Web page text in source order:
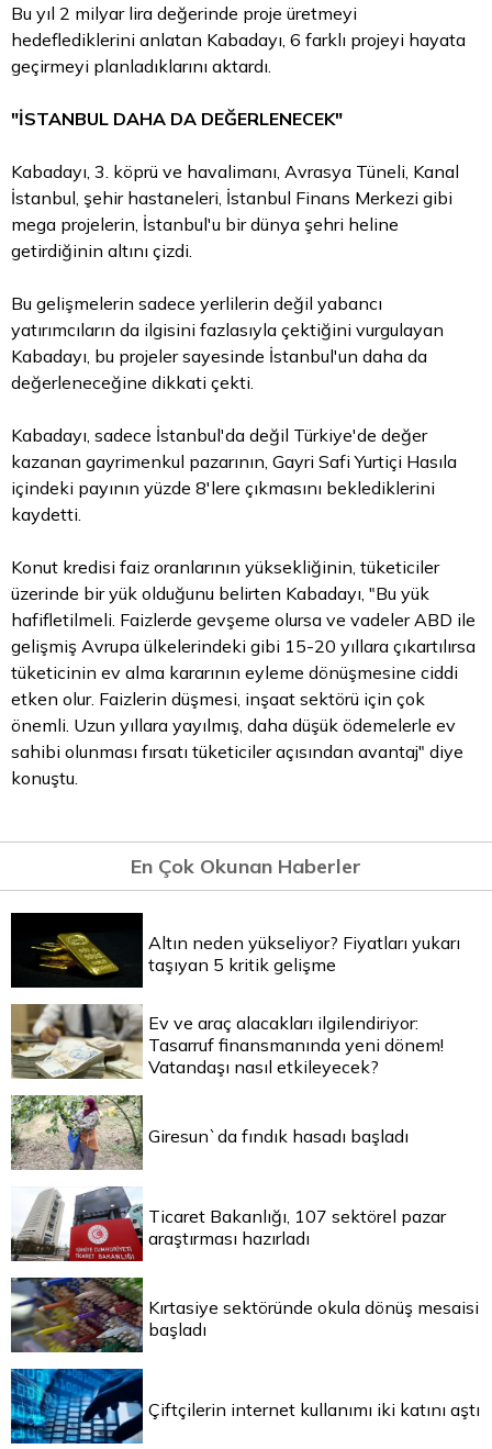
Bu yıl 2 milyar lira değerinde proje üretmeyi
hedeflediklerini anlatan Kabadayı, 6 farklı projeyi hayata
geçirmeyi planladıklarını aktardı.
"İSTANBUL DAHA DA DEĞERLENECEK"
Kabadayı, 3. köprü ve havalimanı, Avrasya Tüneli, Kanal
İstanbul, şehir hastaneleri, İstanbul Finans Merkezi gibi
mega projelerin, İstanbul'u bir dünya şehri heline
getirdiğinin altını çizdi.
Bu gelişmelerin sadece yerlilerin değil yabancı
yatırımcıların da ilgisini fazlasıyla çektiğini vurgulayan
Kabadayı, bu projeler sayesinde İstanbul'un daha da
değerleneceğine dikkati çekti.
Kabadayı, sadece İstanbul'da değil Türkiye'de değer
kazanan gayrimenkul pazarının, Gayri Safi Yurtiçi Hasıla
içindeki payının yüzde 8'lere çıkmasını beklediklerini
kaydetti.
Konut kredisi faiz oranlarının yüksekliğinin, tüketiciler
üzerinde bir yük olduğunu belirten Kabadayı, "Bu yük
hafifletilmeli. Faizlerde gevşeme olursa ve vadeler ABD ile
gelişmiş Avrupa ülkelerindeki gibi 15-20 yıllara çıkartılırsa
tüketicinin ev alma kararının eyleme dönüşmesine ciddi
etken olur. Faizlerin düşmesi, inşaat sektörü için çok
önemli. Uzun yıllara yayılmış, daha düşük ödemelerle ev
sahibi olunması fırsatı tüketiciler açısından avantaj" diye
konuştu.
En Çok Okunan Haberler
Altın neden yükseliyor? Fiyatları yukarı
taşıyan 5 kritik gelişme
Ev ve araç alacakları ilgilendiriyor:
Tasarruf finansmanında yeni dönem!
Vatandaşı nasıl etkileyecek?
Giresun`da fındık hasadı başladı
Ticaret Bakanlığı, 107 sektörel pazar
araştırması hazırladı
Kırtasiye sektöründe okula dönüş mesaisi
başladı
Çiftçilerin internet kullanımı iki katını aştı